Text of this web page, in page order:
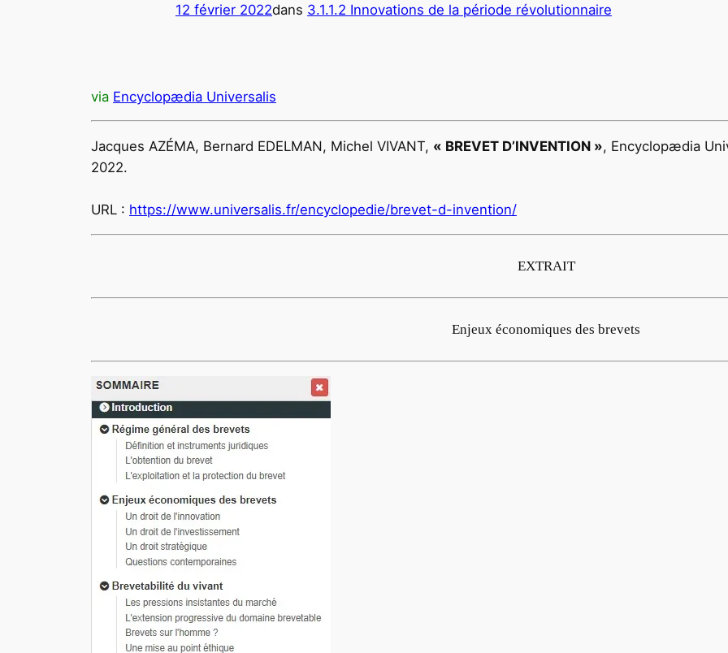
12 février 2022dans 3.1.1.2 Innovations de la période révolutionnaire
via Encyclopædia Universalis
Jacques AZÉMA, Bernard EDELMAN, Michel VIVANT, « BREVET D’INVENTION », Encyclopædia
2022.
URL : https://www.universalis.fr/encyclopedie/brevet-d-invention/
EXTRAIT
Enjeux économiques des brevets